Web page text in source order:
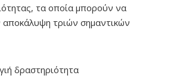
τα οποία μπορούν να
τριών σημαντικών
δραστηριότητα